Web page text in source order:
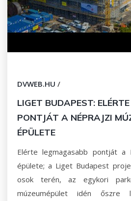
DVWEB.HU /
LIGET BUDAPEST:
PONTJÁT A NÉPRAJZI
ÉPÜLETE
Elérte legmagasabb pontját a
épülete; a Liget Budapest
osok terén, az egykori
múzeumépület idén őszre